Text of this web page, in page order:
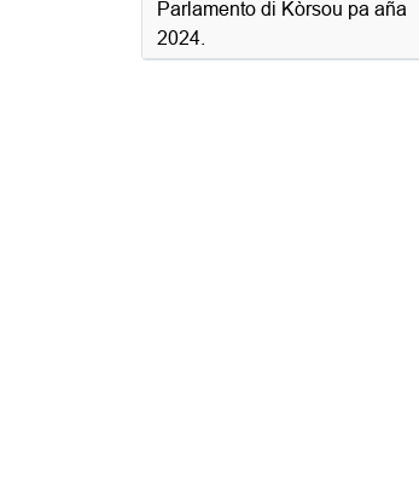
Parlamento di Kòrsou pa aña
2024.